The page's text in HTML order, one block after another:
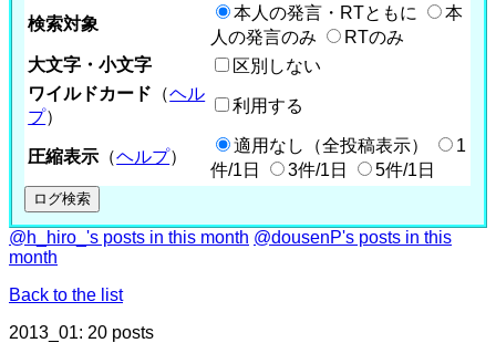
検索対象
本人の発言・RTともに
本
人の発言のみ
RTのみ
大文字・小文字
区別しない
ワイルドカード （ヘル
プ）
利用する
圧縮表示 （ヘルプ）
適用なし（全投稿表示）
1
件/1日
3件/1日 5件/1日
@h_hiro_'s posts in this month @dousenP's posts in this
month
Back to the list
2013_01: 20 posts